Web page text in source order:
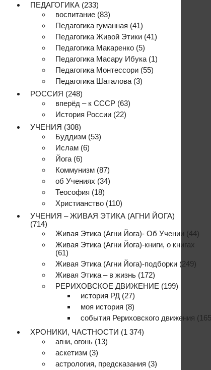
ПЕДАГОГИКА (233)
воспитание (83)
Педагогика гуманная (41)
Педагогика Живой Этики (41)
Педагогика Макаренко (5)
Педагогика Масару Ибука (1)
Педагогика Монтессори (55)
Педагогика Шаталова (3)
РОССИЯ (248)
вперёд – к СССР (63)
История России (22)
УЧЕНИЯ (308)
Буддизм (53)
Ислам (6)
Йога (6)
Коммунизм (87)
об Учениях (34)
Теософия (18)
Христианство (110)
УЧЕНИЯ – ЖИВАЯ ЭТИКА (АГНИ ЙОГА)
(714)
Живая Этика (Агни Йога)- Об Учении (44)
Живая Этика (Агни Йога)-книги, о книгах
(61)
Живая Этика (Агни Йога)-подборки (249)
Живая Этика – в жизнь (172)
РЕРИХОВСКОЕ ДВИЖЕНИЕ (199)
история РД (27)
моя история (8)
события Рериховского движения
ХРОНИКИ, ЧАСТНОСТИ (1 374)
агни, огонь (13)
аскетизм (3)
астрология, предсказания (3)